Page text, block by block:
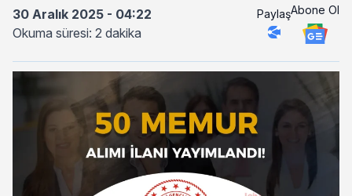
30 Aralık 2025 - 04:22
Okuma süresi: 2 dakika
PaylaşAbone Ol